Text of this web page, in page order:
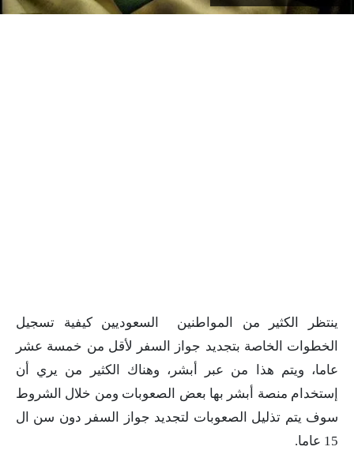
ينتظر الكثير من المواطنين السعوديين كيفية تسجيل
الخطوات الخاصة بتجديد جواز السفر لأقل من خمسة عشر
عاما، ويتم هذا من عبر أبشر، وهناك الكثير من يري أن
إستخدام منصة أبشر بها بعض الصعوبات ومن خلال الشروط
سوف يتم تذليل الصعوبات لتجديد جواز السفر دون سن ال
15 عاما.